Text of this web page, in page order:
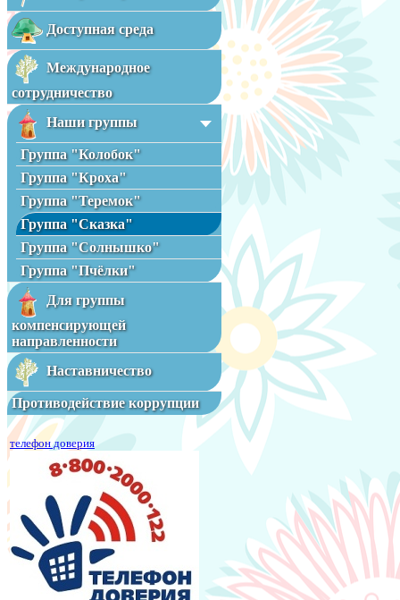
Доступная среда
Международное
сотрудничество
Наши группы
Группа "Колобок"
Группа "Кроха"
Группа "Теремок"
Группа "Сказка"
Группа "Солнышко"
Группа "Пчёлки"
Для группы
компенсирующей
направленности
Наставничество
Противодействие коррупции
телефон доверия